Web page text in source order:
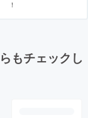
！
もチェックし